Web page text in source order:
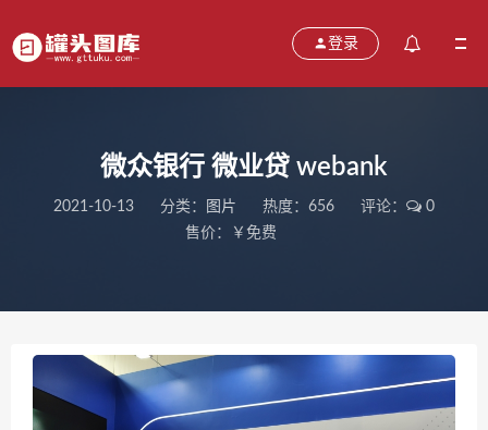
登录
微众银行 微业贷 webank
2021-10-13 分类： 图片 热度：656 评论：
0
售价：￥免费